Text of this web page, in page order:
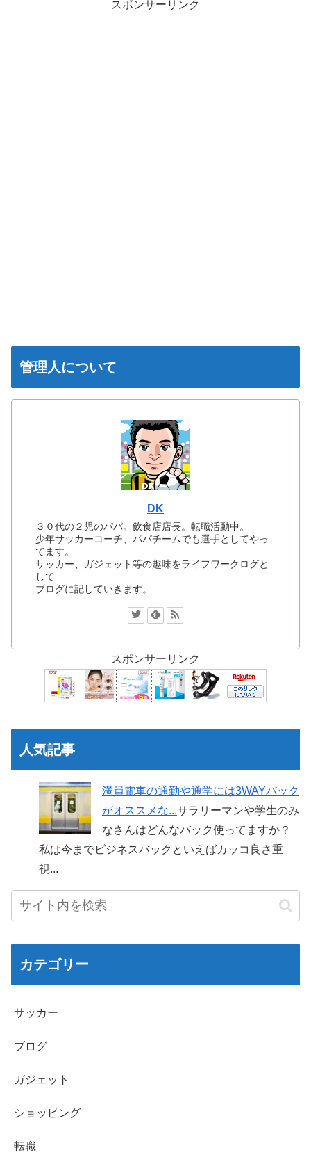
スポンサーリンク
管理人について
DK
３０代の２児のパパ。飲食店店長。転職活動中。
少年サッカーコーチ、パパチームでも選手としてやっ
てます。
サッカー、ガジェット等の趣味をライフワークログと
して
ブログに記していきます。
スポンサーリンク
人気記事
満員電車の通勤や通学には3WAYバック
がオススメな...サラリーマンや学生のみ
なさんはどんなバック使ってますか？
私は今までビジネスバックといえばカッコ良さ重
視...
カテゴリー
サッカー
ブログ
ガジェット
ショッピング
転職